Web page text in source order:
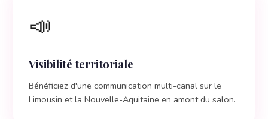
📣
Visibilité territoriale
Bénéficiez d'une communication multi-canal sur le
Limousin et la Nouvelle-Aquitaine en amont du salon.